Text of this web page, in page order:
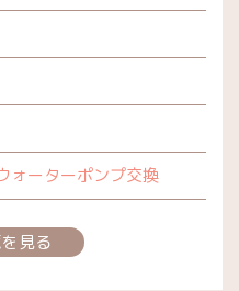
ォーターポンプ交換
見る